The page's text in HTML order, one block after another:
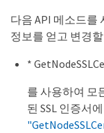
다음 API 메소드를
정보를 얻고 변경
*
를 사용하여 모
된 SSL 인증서